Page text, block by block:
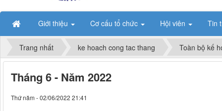
Giới thiệu Cơ cấu tổ chức Hội viên Tin
Trang nhất ke hoach cong tac thang Toàn bộ kế
Tháng 6 - Năm 2022
Thứ năm - 02/06/2022 21:41